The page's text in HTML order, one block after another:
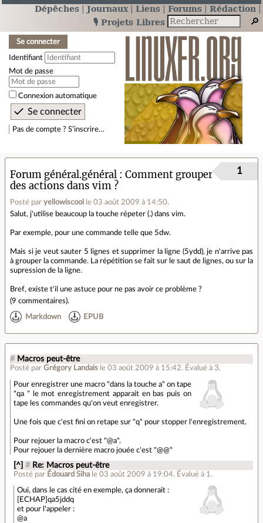
Dépêches Journaux Liens Forums
Rédaction
🎙️ Projets Libres
Se connecter
Identifiant
Mot de passe
Connexion automatique
Pas de compte ? S’inscrire…
Forum général.général
Comment grouper
des actions dans vim ?
Posté par yellowiscool le 03 août 2009 à 14:50.
1
Salut, j'utilise beaucoup la touche répeter (.) dans vim.
Par exemple, pour une commande telle que 5dw.
Mais si je veut sauter 5 lignes et supprimer la ligne (5ydd), je n'arrive pas
à grouper la commande. La répétition se fait sur le saut de lignes, ou sur la
supression de la ligne.
Bref, existe t'il une astuce pour ne pas avoir ce problème ?
(9 commentaires).
Markdown EPUB
# Macros peut-être
Posté par Grégory Landais le 03 août 2009 à 15:42. Évalué à 3.
Pour enregistrer une macro "dans la touche a" on tape
"qa " le mot enregistrement apparait en bas puis on
tape les commandes qu'on veut enregistrer.
Une fois que c'est fini on retape sur "q" pour stopper l'enregistrement.
Pour rejouer la macro c'est "@a".
Pour rejouer la dernière macro jouée c'est "@@"
[^] # Re: Macros peut-être
Posté par Édouard Siha le 03 août 2009 à 19:04. Évalué à 1 .
Oui, dans le cas cité en exemple, ça donnerait :
[ECHAP]qa5jddq
et pour l'appeler :
@a